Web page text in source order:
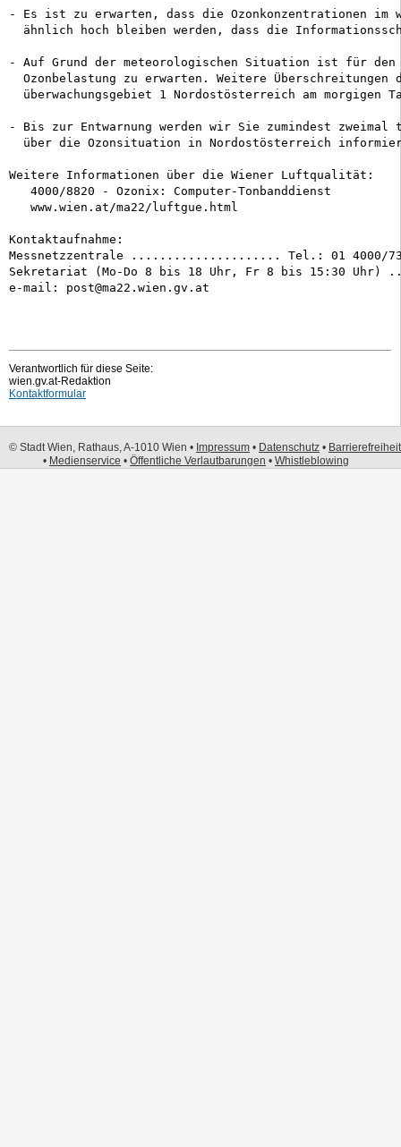
- Es ist zu erwarten, dass die Ozonkonzentrationen im
ähnlich hoch bleiben werden, dass die
- Auf Grund der meteorologischen Situation ist für den
Ozonbelastung zu erwarten. Weitere Überschreitungen
überwachungsgebiet 1 Nordostösterreich am morgigen
- Bis zur Entwarnung werden wir Sie zumindest
über die Ozonsituation in Nordostösterreich
Weitere Informationen über die Wiener Luftqualität:
   4000/8820 - Ozonix: Computer-Tonbanddienst
   www.wien.at/ma22/luftgue.html
Kontaktaufnahme:
Messnetzzentrale ..................... Tel.: 01 4000/
Sekretariat (Mo-Do 8 bis 18 Uhr, Fr 8 bis 15:30 Uhr)
e-mail: post@ma22.wien.gv.at
Verantwortlich für diese Seite:
wien.gv.at-Redaktion
Kontaktformular
© Stadt Wien, Rathaus, A-1010 Wien • Impressum • Datenschutz • Barrierefreiheit
• Medienservice • Öffentliche Verlautbarungen • Whistleblowing